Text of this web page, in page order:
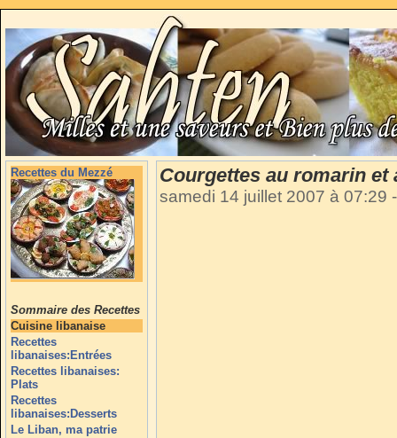
Recettes du Mezzé
Sommaire des Recettes
Cuisine libanaise
Recettes
libanaises:Entrées
Recettes libanaises:
Plats
Recettes
libanaises:Desserts
Le Liban, ma patrie
Courgettes au romarin et
samedi 14 juillet 2007 à 07:29 -